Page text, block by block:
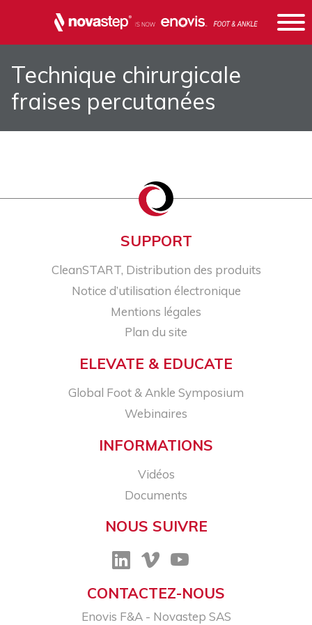
Technique chirurgicale
fraises percutanées
SUPPORT
CleanSTART, Distribution des produits
Notice d’utilisation électronique
Mentions légales
Plan du site
ELEVATE & EDUCATE
Global Foot & Ankle Symposium
Webinaires
INFORMATIONS
Vidéos
Documents
NOUS SUIVRE
CONTACTEZ-NOUS
Enovis F&A - Novastep SAS​